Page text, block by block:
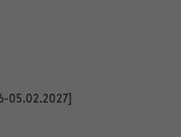
05.02.2027]